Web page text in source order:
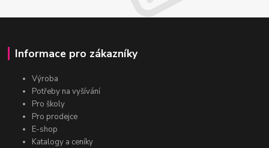
Informace pro zákazníky
Výroba
Potřeby na vyšívání
Pro školy
Pro prodejce
E-shop
Katalogy a ceníky